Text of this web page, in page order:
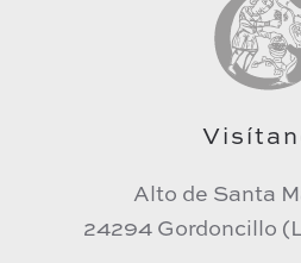
Alto de Santa
24294 Gordoncillo